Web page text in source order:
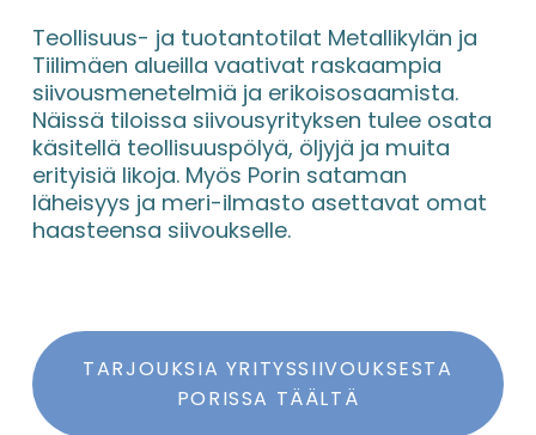
Teollisuus- ja tuotantotilat Metallikylän ja
Tiilimäen alueilla vaativat raskaampia
siivousmenetelmiä ja erikoisosaamista.
Näissä tiloissa siivousyrityksen tulee osata
käsitellä teollisuuspölyä, öljyjä ja muita
erityisiä likoja. Myös Porin sataman
läheisyys ja meri-ilmasto asettavat omat
haasteensa siivoukselle.
TARJOUKSIA YRITYSSIIVOUKSESTA
PORISSA TÄÄLTÄ